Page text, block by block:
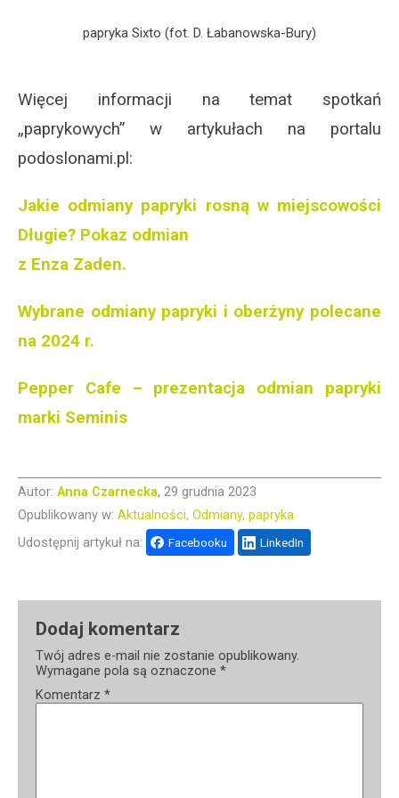
papryka Sixto (fot. D. Łabanowska-Bury)
Więcej informacji na temat spotkań
„paprykowych” w artykułach na portalu
podoslonami.pl:
Jakie odmiany papryki rosną w miejscowości
Długie? Pokaz odmian
z Enza Zaden.
Wybrane odmiany papryki i oberżyny polecane
na 2024 r.
Pepper Cafe – prezentacja odmian papryki
marki Seminis
Autor: Anna Czarnecka, 29 grudnia 2023
Opublikowany w: Aktualności Odmiany papryka
Udostępnij artykuł na:
Facebooku LinkedIn
Dodaj komentarz
Twój adres e-mail nie zostanie opublikowany.
Wymagane pola są oznaczone *
Komentarz *